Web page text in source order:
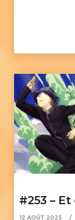
#253 –
12 AOÛT 2025